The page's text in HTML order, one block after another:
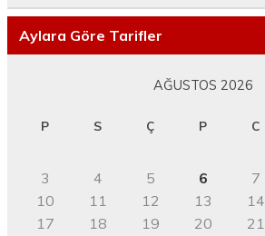
Aylara Göre Tarifler
AĞUSTOS 2026
P S Ç P C
3
4 5 6 7
10
11 12 13 14
17
18 19 20 21